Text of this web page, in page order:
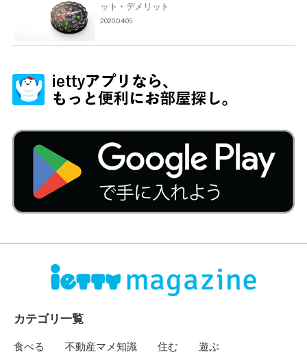
ット・デメリット
2020.04.05
カテゴリ一覧
食べる 不動産マメ知識 住む 遊ぶ